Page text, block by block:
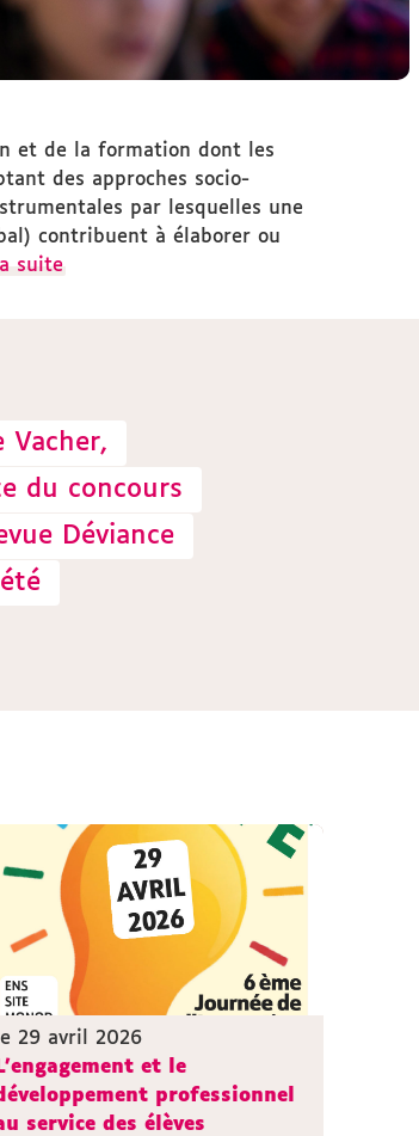
et de la formation dont les
des approches socio-
par lesquelles une
contribuent à élaborer ou
suite
Vacher,
du concours
Déviance
le 29 avril 2026
L'engagement et le
professionnel
service des élèves